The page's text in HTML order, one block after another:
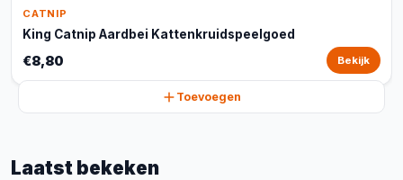
CATNIP
King Catnip Aardbei Kattenkruidspeelgoed
€8,80 Bekijk
Toevoegen
Laatst bekeken